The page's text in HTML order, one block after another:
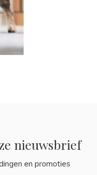
nieuwsbrief
en promoties